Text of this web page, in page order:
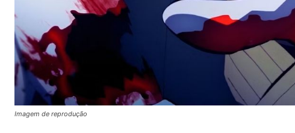
Imagem de reprodução